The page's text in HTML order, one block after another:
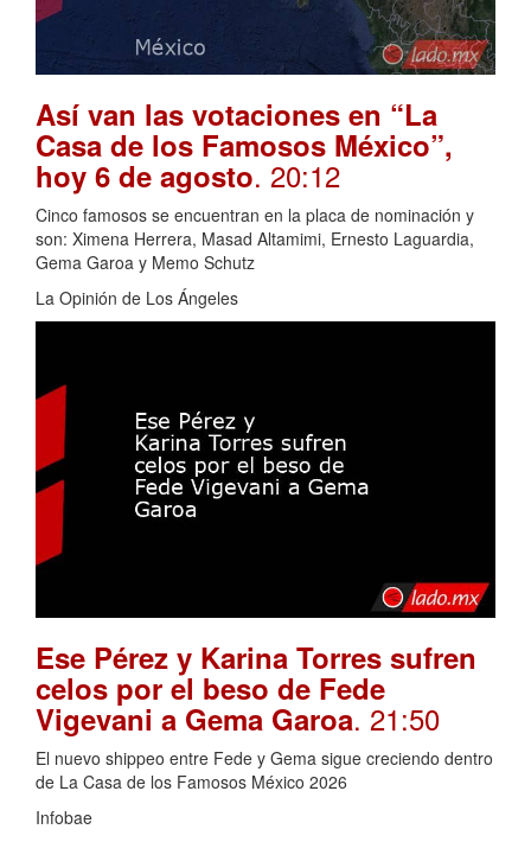
Así van las votaciones en “La
Casa de los Famosos México”,
hoy 6 de agosto. 20:12
Cinco famosos se encuentran en la placa de nominación y
son: Ximena Herrera, Masad Altamimi, Ernesto Laguardia,
Gema Garoa y Memo Schutz
La Opinión de Los Ángeles
Ese Pérez y Karina Torres sufren
celos por el beso de Fede
Vigevani a Gema Garoa. 21:50
El nuevo shippeo entre Fede y Gema sigue creciendo dentro
de La Casa de los Famosos México 2026
Infobae